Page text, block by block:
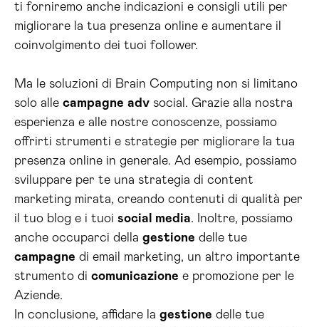
ti forniremo anche indicazioni e consigli utili per
migliorare la tua presenza online e aumentare il
coinvolgimento dei tuoi follower.
Ma le soluzioni di Brain Computing non si limitano
solo alle campagne adv social. Grazie alla nostra
esperienza e alle nostre conoscenze, possiamo
offrirti strumenti e strategie per migliorare la tua
presenza online in generale. Ad esempio, possiamo
sviluppare per te una strategia di content
marketing mirata, creando contenuti di qualità per
il tuo blog e i tuoi social media. Inoltre, possiamo
anche occuparci della gestione delle tue
campagne di email marketing, un altro importante
strumento di comunicazione e promozione per le
Aziende.
In conclusione, affidare la gestione delle tue